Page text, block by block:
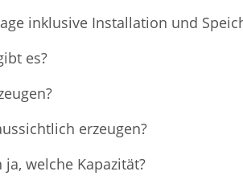
inklusive Installation und
es?
erzeugen?
welche Kapazität?